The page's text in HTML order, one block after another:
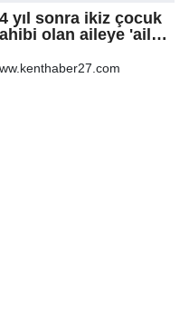
yıl sonra ikiz çocuk
olan aileye 'aile